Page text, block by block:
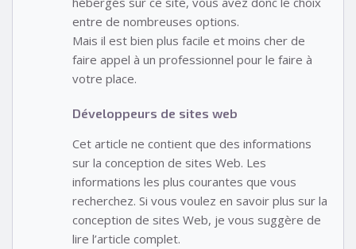
entre de nombreuses options.
Mais il est bien plus facile et moins cher de
faire appel à un professionnel pour le faire à
votre place.
Développeurs de sites web
Cet article ne contient que des informations
sur la conception de sites Web. Les
informations les plus courantes que vous
recherchez. Si vous voulez en savoir plus sur la
conception de sites Web, je vous suggère de
lire l’article complet.